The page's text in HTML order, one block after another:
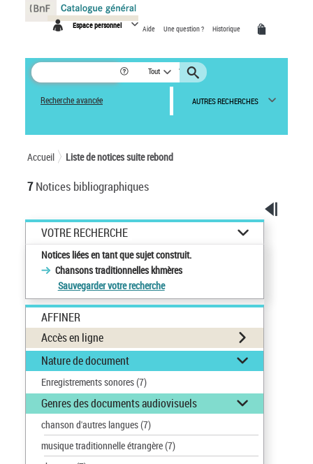
Espace personnel Aide Une question ? Historique
Tout
Recherche avancée AUTRES RECHERCHES
Accueil Liste de notices suite rebond
7Notices bibliographiques
VOTRE RECHERCHE
Notices liées en tant que sujet construit.
Chansons traditionnelles khmères
Sauvegarder votre recherche
AFFINER
Accès en ligne
Nature de document
Enregistrements sonores(7)
Genres des documents audiovisuels
chanson d'autres langues(7)
musique traditionnelle étrangère(7)
Panneau de gestion des cookies